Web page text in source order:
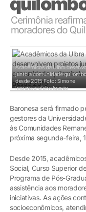
Cerimônia
moradores do
Acadêmicos da Ulbra
junto a comunidade
desde 2015Foto: Simone
Imperatore/divulgação
Baronesa será firmado
gestores da
às Comunidades
próxima segunda-feira,
Desde 2015,
Social, Curso Superior
Programa de Pós-
assistência aos
iniciativas. As ações
socioeconômicos,